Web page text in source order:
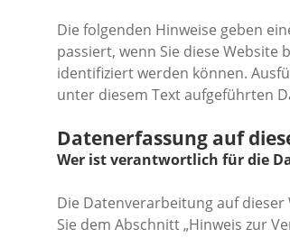
Die folgenden Hinweise geben
passiert, wenn Sie diese Website
identifiziert werden können.
unter diesem Text aufgeführten
Datenerfassung auf
Wer ist verantwortlich für die
Die Datenverarbeitung auf
Sie dem Abschnitt „Hinweis zur